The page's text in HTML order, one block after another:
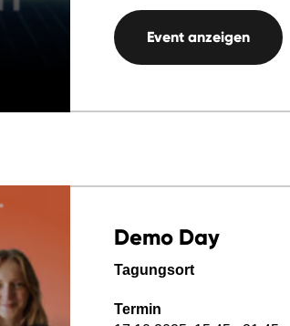
Event anzeigen
Demo Day
Tagungsort
Termin